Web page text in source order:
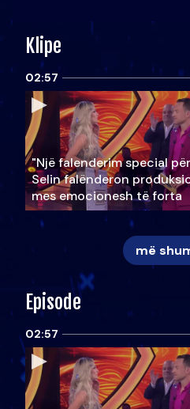
Klipe
02:57
"Një falenderim special
Selin falënderon
mes emocionesh të forta
më
Episode
02:57